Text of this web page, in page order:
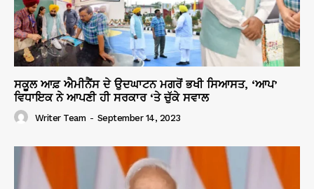
ਸਕੂਲ ਆਫ਼ ਐਮੀਨੈਂਸ ਦੇ ਉਦਘਾਟਨ ਮਗਰੋਂ ਭਖੀ ਸਿਆਸਤ, ‘ਆਪ’
ਵਿਧਾਇਕ ਨੇ ਆਪਣੀ ਹੀ ਸਰਕਾਰ ‘ਤੇ ਚੁੱਕੇ ਸਵਾਲ
Writer Team - September 14, 2023